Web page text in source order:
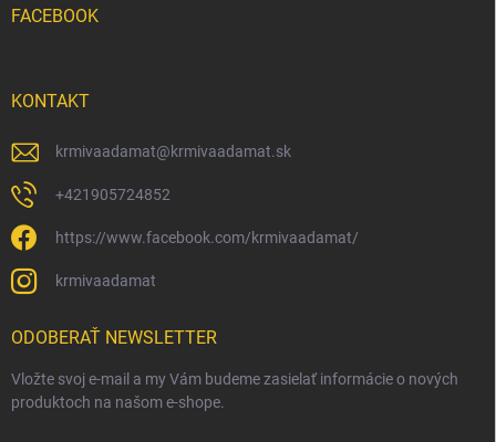
FACEBOOK
KONTAKT
krmivaadamat@krmivaadamat.sk
+421905724852
https://www.facebook.com/krmivaadamat/
krmivaadamat
ODOBERAŤ NEWSLETTER
Vložte svoj e-mail a my Vám budeme zasielať informácie o nových
produktoch na našom e-shope.